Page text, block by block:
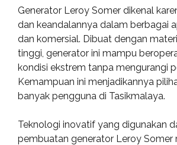
Generator Leroy Somer dikenal
dan keandalannya dalam berbagai
dan komersial. Dibuat dengan
tinggi, generator ini mampu
kondisi ekstrem tanpa mengurangi
Kemampuan ini menjadikannya
banyak pengguna di Tasikmalaya.
Teknologi inovatif yang digunakan
pembuatan generator Leroy Somer